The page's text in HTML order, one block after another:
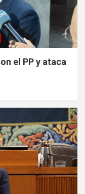
el PP y ataca